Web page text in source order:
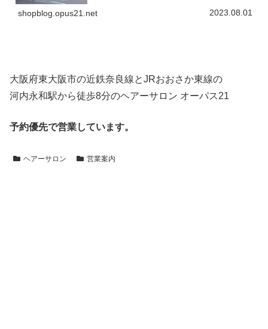
shopblog.opus21.net 2023.08.01
大阪府東大阪市の近鉄奈良線とJRおおさか東線の
河内永和駅から徒歩8分のヘアーサロン オーパス21
予約優先で営業しています。
ヘアーサロン 営業案内